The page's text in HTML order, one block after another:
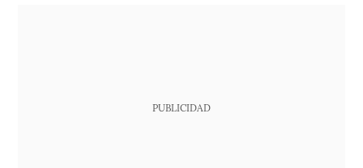
PUBLICIDAD